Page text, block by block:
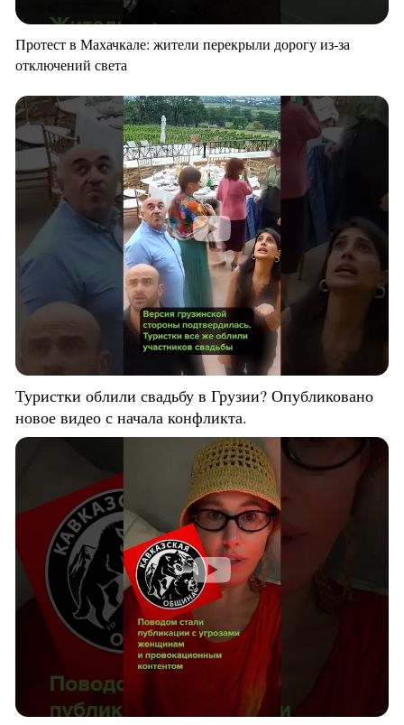
Протест в Махачкале: жители перекрыли дорогу из-за
отключений света
Туристки облили свадьбу в Грузии? Опубликовано
новое видео с начала конфликта.